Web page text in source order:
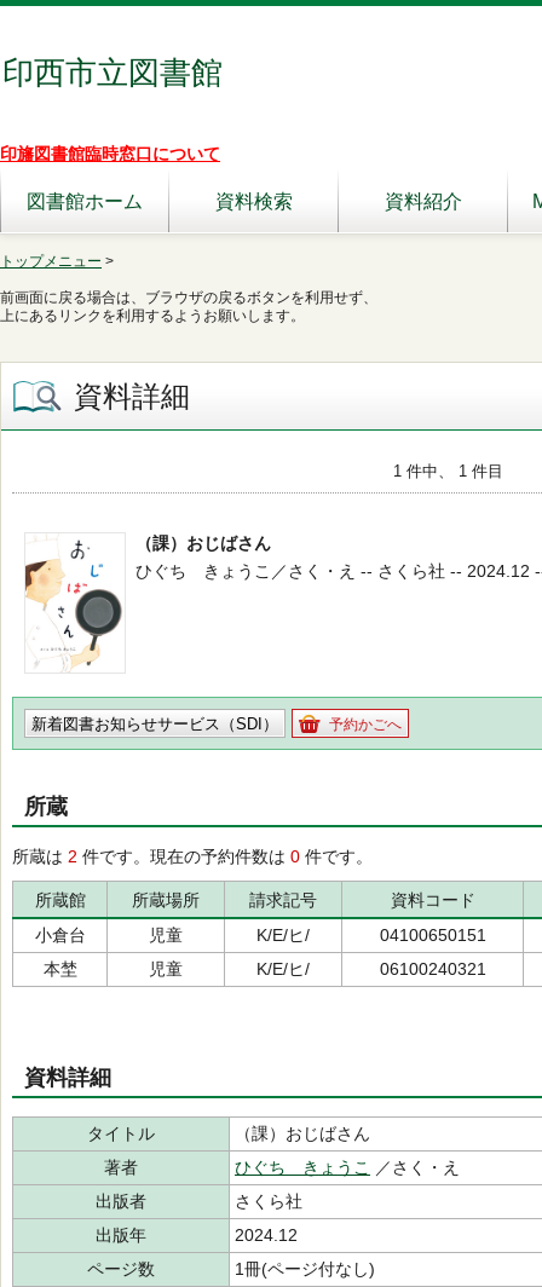
印西市立図書館
印旛図書館臨時窓口について
図書館ホーム 資料検索 資料紹介
トップメニュー >
前画面に戻る場合は、ブラウザの戻るボタンを利用せず、
上にあるリンクを利用するようお願いします。
資料詳細
1 件中、 1 件目
（課）おじばさん
ひぐち きょうこ／さく・え -- さくら社 -- 2024.12
新着図書お知らせサービス（SDI） 予約かごへ
所蔵
所蔵は 2 件です。現在の予約件数は 0 件です。
所蔵館 所蔵場所 請求記号
資料コード
小倉台
児童 K/E/ヒ/
04100650151
本埜
児童 K/E/ヒ/ 06100240321
資料詳細
タイトル
（課）おじばさん
著者
ひぐち きょうこ
／さく・え
出版者
さくら社
出版年
2024.12
ページ数
1冊(ページ付なし)